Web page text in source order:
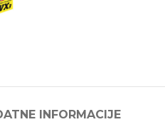
INFORMACIJE